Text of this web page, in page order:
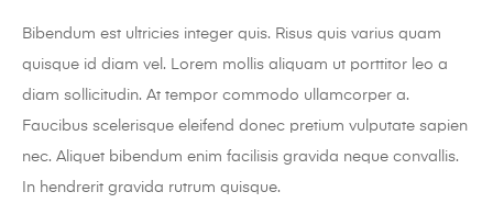
Bibendum est ultricies integer quis. Risus quis varius quam
quisque id diam vel. Lorem mollis aliquam ut porttitor leo a
diam sollicitudin. At tempor commodo ullamcorper a.
Faucibus scelerisque eleifend donec pretium vulputate sapien
nec. Aliquet bibendum enim facilisis gravida neque convallis.
In hendrerit gravida rutrum quisque.